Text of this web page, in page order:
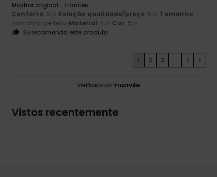
Mostrar original - Francês
Conforto: 5 /5 Relação qualidade/preço: 5 /5 Tamanho:
Tamanho perfeito Material: 4 /5 Cor: 5/5
Eu recomendo este produto
1 2 3 ... 7 >
Verificado por TrustVille
Vistos recentemente